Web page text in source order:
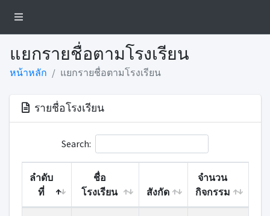
แยกรายชื่อตามโรงเรียน
หน้าหลัก แยกรายชื่อตามโรงเรียน
รายชื่อโรงเรียน
Search:
ลำดับ
ที่
ชื่อ
โรงเรียน
สังกัด
จำนวน
กิจกรรม